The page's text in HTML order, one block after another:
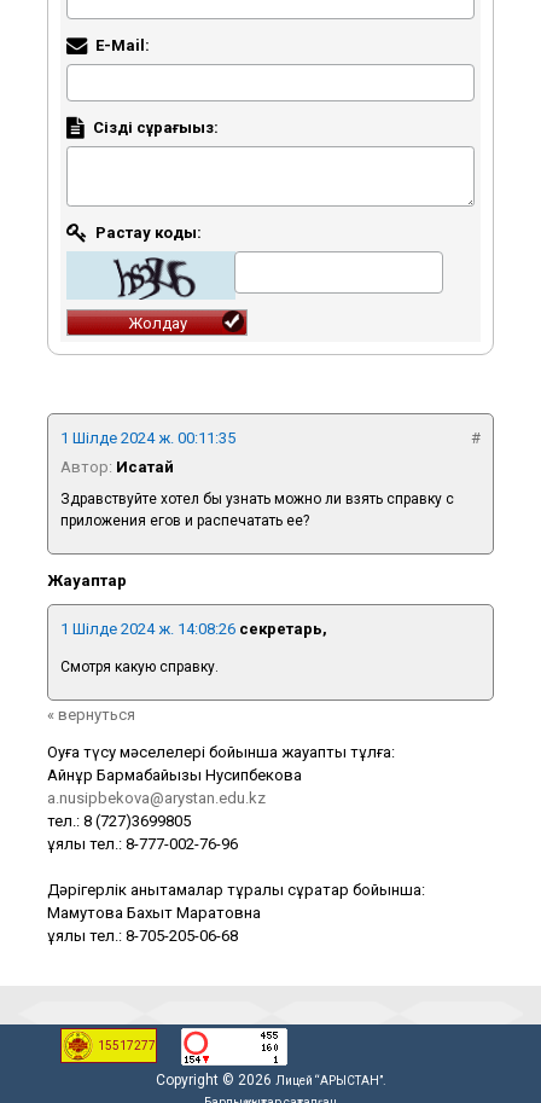
E-Mail:
Сіздің сұрағыңыз:
Растау коды:
#
1 Шілде 2024 ж. 00:11:35
Автор: Исатай
Здравствуйте хотел бы узнать можно ли взять справку с
приложения егов и распечатать ее?
Жауаптар
1 Шілде 2024 ж. 14:08:26 секретарь,
Смотря какую справку.
« вернуться
Оқуға түсу мәселелері бойынша жауапты тұлға:
Айнұр Бармақбайқызы Нусипбекова
a.nusipbekova@arystan.edu.kz
тел.: 8 (727)3699805
ұялы тел.: 8-777-002-76-96
Дәрігерлік анықтамалар тұралы сұрақтар бойынша:
Мамутова Бахыт Маратовна
ұялы тел.: 8-705-205-06-68
15517277
Copyright © 2026 Лицей “АРЫСТАН”.